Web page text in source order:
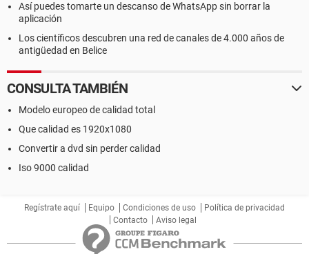
Así puedes tomarte un descanso de WhatsApp sin borrar la
aplicación
Los científicos descubren una red de canales de 4.000 años de
antigüedad en Belice
CONSULTA TAMBIÉN
Modelo europeo de calidad total
Que calidad es 1920x1080
Convertir a dvd sin perder calidad
Iso 9000 calidad
Regístrate aquí Equipo Condiciones de uso
Política de privacidad
Contacto
Aviso legal